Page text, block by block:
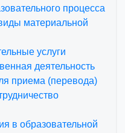
процесса
материальной
услуги
деятельность
приема (перевода)
в образовательной